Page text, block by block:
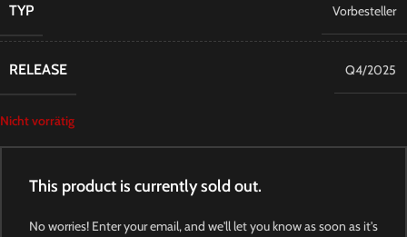
TYP Vorbesteller
RELEASE Q4/2025
Nicht vorrätig
This product is currently sold out.
No worries! Enter your email, and we'll let you know as soon as it's